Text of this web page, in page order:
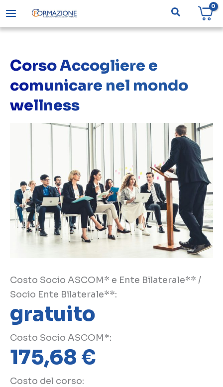
contenuto
Cerca
Corso Accogliere e
comunicare nel mondo
wellness
Costo Socio ASCOM* e Ente Bilaterale** /
Socio Ente Bilaterale**:
gratuito
Costo Socio ASCOM*:
175,68 €
Costo del corso: